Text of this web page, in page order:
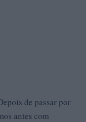
de passar por
antes com